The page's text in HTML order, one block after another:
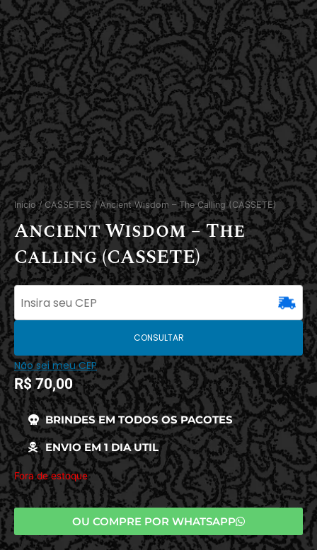
Início/CASSETES/ Ancient Wisdom – The Calling (CASSETE)
Ancient Wisdom – The
Calling (CASSETE)
CONSULTAR
Não sei meu CEP
R$70,00
BRINDES EM TODOS OS PACOTES
ENVIO EM 1 DIA UTIL
Fora de estoque
OU COMPRE POR WHATSAPP